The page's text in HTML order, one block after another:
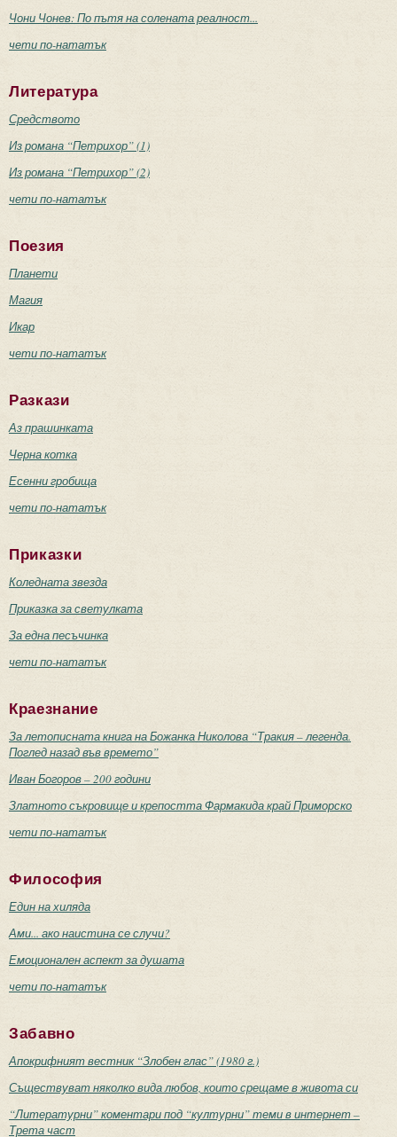
Чони Чонев: По пътя на солената реалност...
чети по-нататък
Литература
Средството
Из романа “Петрихор” (1)
Из романа “Петрихор” (2)
чети по-нататък
Поезия
Планети
Магия
Икар
чети по-нататък
Разкази
Аз прашинката
Черна котка
Есенни гробища
чети по-нататък
Приказки
Коледната звезда
Приказка за светулката
За една песъчинка
чети по-нататък
Краезнание
За летописната книга на Божанка Николова “Тракия – легенда.
Поглед назад във времето”
Иван Богоров – 200 години
Златното съкровище и крепостта Фармакида край Приморско
чети по-нататък
Философия
Един на хиляда
Ами... ако наистина се случи?
Емоционален аспект за душата
чети по-нататък
Забавно
Апокрифният вестник “Злобен глас” (1980 г.)
Съществуват няколко вида любов, които срещаме в живота си
“Литературни” коментари под “културни” теми в интернет –
Трета част